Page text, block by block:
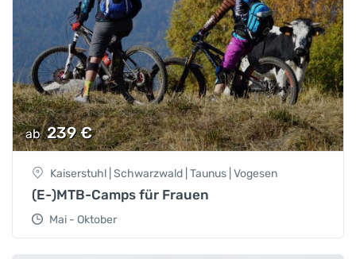
ab 239€
Kaiserstuhl | Schwarzwald | Taunus | Vogesen
(E-)MTB-Camps für Frauen
Mai - Oktober